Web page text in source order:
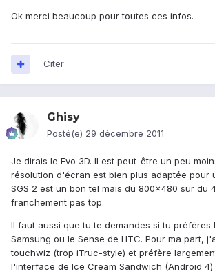
Ok merci beaucoup pour toutes ces infos.
Citer
Ghisy
Posté(e) 29 décembre 2011
Je dirais le Evo 3D. Il est peut-être un peu
résolution d'écran est bien plus adaptée pour
SGS 2 est un bon tel mais du 800x480 sur du
franchement pas top.
Il faut aussi que tu te demandes si tu préfères
Samsung ou le Sense de HTC. Pour ma part,
touchwiz (trop iTruc-style) et préfère
l'interface de Ice Cream Sandwich (Android